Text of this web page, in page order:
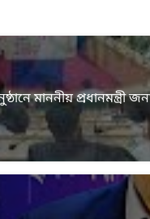
মাননীয় প্রধানমন্ত্রী